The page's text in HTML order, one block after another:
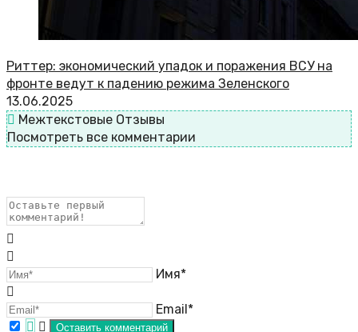
Риттер: экономический упадок и поражения ВСУ на
фронте ведут к падению режима Зеленского
13.06.2025
Межтекстовые Отзывы
Посмотреть все комментарии
Имя*
Email*